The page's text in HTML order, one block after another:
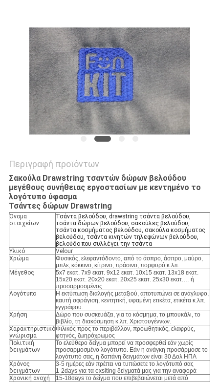
Περιγραφή προϊόντων
Σακούλα Drawstring τσαντών δώρων βελούδου
μεγέθους συνήθειας εργοστασίων με κεντημένο το
λογότυπο ύφασμα
Τσάντες δώρων Drawstring
Όνομα
στοιχείων
Τσάντα βελούδου, drawstring τσάντα βελούδου,
τσάντα δώρων βελούδου, σακούλες βελούδου,
τσάντα κοσμήματος βελούδου, σακούλα κοσμήματος
βελούδου, τσάντα κινητών τηλεφώνων βελούδου,
βελούδο που συλλέγει την τσάντα
Υλικό
Velour
Χρώμα
Φυσικός, ελεφαντόδοντο, από το άσπρο, άσπρο, μαύρο,
μπλε, κόκκινο, κίτρινο, πράσινο, πορφυρό κ.λπ.
Μέγεθος
5x7 εκατ. 7x9 εκατ. 9x12 εκατ. 10x15 εκατ. 13x18 εκατ.
15x20 εκατ. 20x20 εκατ. 20x25 εκατ. 25x30 εκατ.… ή
προσαρμοσμένος
Λογότυπο
Η εκτύπωση διαλογής μεταξιού, αποτυπώνει σε ανάγλυφο,
καυτή σφράγιση, κεντητική, υφαμένη ετικέτα, ετικέτα κ.λπ.
εγγράφου.
Χρήση
Δώρο που συσκευάζει, για το κόσμημα, το μπουκάλι, το
βιβλίο, τη διακόσμηση κ.λπ. Χριστουγέννων.
Χαρακτηριστικό
γνώρισμα
Φιλικός προς το περιβάλλον, προωθητικός, ελαφρύς,
φτηνός, ζωηρόχρωμος
Πολιτική
δειγμάτων
Το ελεύθερο δείγμα μπορεί να προσφερθεί εάν χωρίς
προσαρμοσμένο λογότυπο. Εάν η ανάγκη προσάρμοσε το
λογότυπό σας, η δαπάνη δειγμάτων είναι 30 Δολ ΗΠΑ
Χρόνος
δειγμάτων
3-5 ημέρες εάν πρέπει να τυπώσετε το λογότυπό σας
1-2days για τα exsiting δείγματά μας για την αναφορά
Χρονική ανοχή
15-18days το δείγμα που επιβεβαιώνεται μετά από